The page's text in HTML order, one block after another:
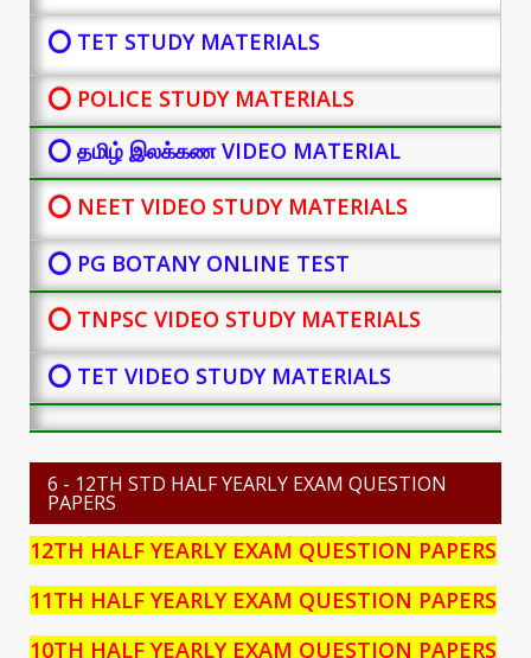
⭕ TET STUDY MATERIALS
⭕ POLICE STUDY MATERIALS
⭕ தமிழ் இலக்கண VIDEO MATERIAL
⭕ NEET VIDEO STUDY MATERIALS
⭕ PG BOTANYONLINE TEST
⭕ TNPSC VIDEO STUDY MATERIALS
⭕ TET VIDEO STUDY MATERIALS
6 - 12TH STD HALF YEARLY EXAM QUESTION
PAPERS
12TH HALF YEARLY EXAM QUESTION PAPERS
11TH HALF YEARLY EXAM QUESTION PAPERS
10TH HALF YEARLY EXAM QUESTION PAPERS